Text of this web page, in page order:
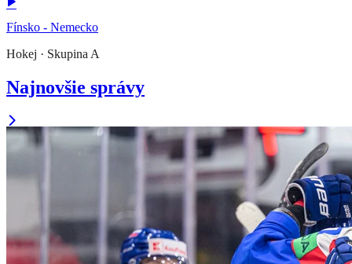
Fínsko - Nemecko
Hokej · Skupina A
Najnovšie správy